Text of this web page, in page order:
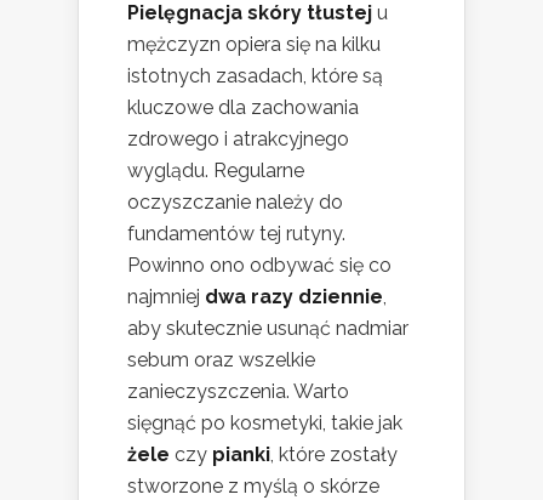
Pielęgnacja skóry tłustej u
mężczyzn opiera się na kilku
istotnych zasadach, które są
kluczowe dla zachowania
zdrowego i atrakcyjnego
wyglądu. Regularne
oczyszczanie należy do
fundamentów tej rutyny.
Powinno ono odbywać się co
najmniej dwa razy dziennie,
aby skutecznie usunąć nadmiar
sebum oraz wszelkie
zanieczyszczenia. Warto
sięgnąć po kosmetyki, takie jak
żele czy pianki, które zostały
stworzone z myślą o skórze